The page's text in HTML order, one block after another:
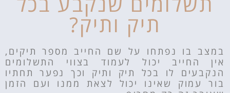
תיק ותיק?
במצב בו נפתחו על שם החייב מספר תיקים,
אין החייב יכול לעמוד בצווי התשלומים
הנקבעים לו בכל תיק ותיק וכך נפער תחתיו
בור עמוק שאינו יכול לצאת ממנו ועם הזמן